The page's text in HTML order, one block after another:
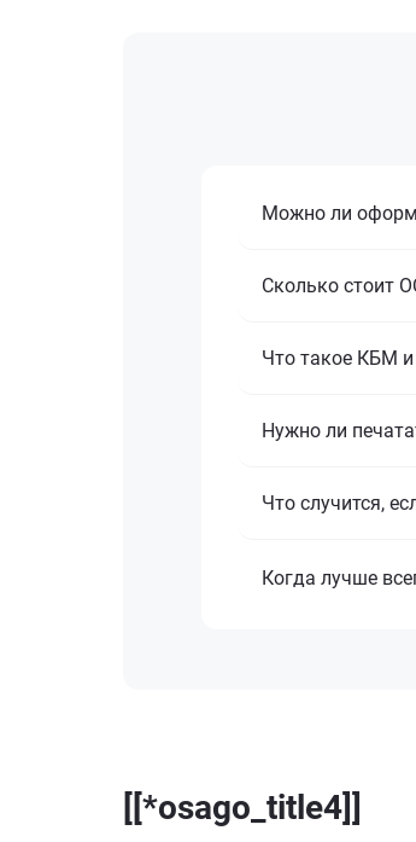
Можно ли
Сколько стоит
Что такое КБМ и
Нужно ли
Что случится,
Когда лучше
[[*osago_title4]]